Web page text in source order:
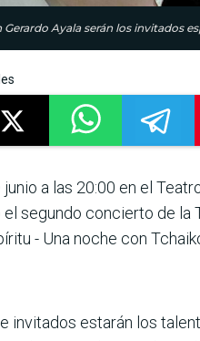
Ayala serán los invitados
junio a las 20:00 en el
el segundo concierto de la
- Una noche con
invitados estarán los